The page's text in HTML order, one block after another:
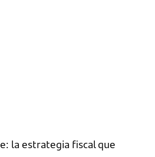
la estrategia fiscal que